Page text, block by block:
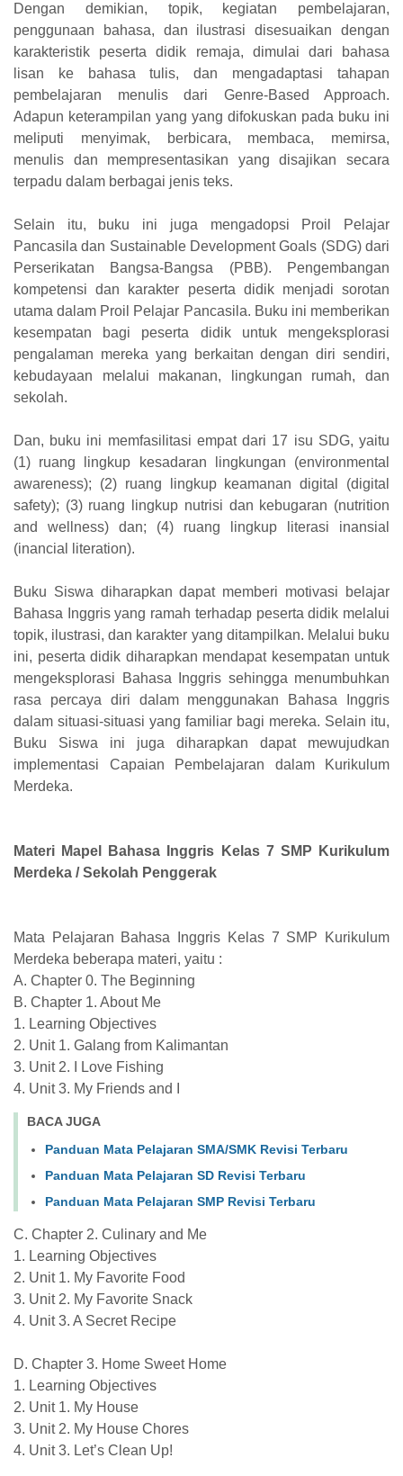
Dengan demikian, topik, kegiatan pembelajaran,
penggunaan bahasa, dan ilustrasi disesuaikan dengan
karakteristik peserta didik remaja, dimulai dari bahasa
lisan ke bahasa tulis, dan mengadaptasi tahapan
pembelajaran menulis dari Genre-Based Approach.
Adapun keterampilan yang yang difokuskan pada buku ini
meliputi menyimak, berbicara, membaca, memirsa,
menulis dan mempresentasikan yang disajikan secara
terpadu dalam berbagai jenis teks.
Selain itu, buku ini juga mengadopsi Proil Pelajar
Pancasila dan Sustainable Development Goals (SDG) dari
Perserikatan Bangsa-Bangsa (PBB). Pengembangan
kompetensi dan karakter peserta didik menjadi sorotan
utama dalam Proil Pelajar Pancasila. Buku ini memberikan
kesempatan bagi peserta didik untuk mengeksplorasi
pengalaman mereka yang berkaitan dengan diri sendiri,
kebudayaan melalui makanan, lingkungan rumah, dan
sekolah.
Dan, buku ini memfasilitasi empat dari 17 isu SDG, yaitu
(1) ruang lingkup kesadaran lingkungan (environmental
awareness); (2) ruang lingkup keamanan digital (digital
safety); (3) ruang lingkup nutrisi dan kebugaran (nutrition
and wellness) dan; (4) ruang lingkup literasi inansial
(inancial literation).
Buku Siswa diharapkan dapat memberi motivasi belajar
Bahasa Inggris yang ramah terhadap peserta didik melalui
topik, ilustrasi, dan karakter yang ditampilkan. Melalui buku
ini, peserta didik diharapkan mendapat kesempatan untuk
mengeksplorasi Bahasa Inggris sehingga menumbuhkan
rasa percaya diri dalam menggunakan Bahasa Inggris
dalam situasi-situasi yang familiar bagi mereka. Selain itu,
Buku Siswa ini juga diharapkan dapat mewujudkan
implementasi Capaian Pembelajaran dalam Kurikulum
Merdeka.
Materi Mapel Bahasa Inggris Kelas 7 SMP Kurikulum
Merdeka / Sekolah Penggerak
Mata Pelajaran Bahasa Inggris Kelas 7 SMP Kurikulum
Merdeka beberapa materi, yaitu :
A. Chapter 0. The Beginning
B. Chapter 1. About Me
1. Learning Objectives
2. Unit 1. Galang from Kalimantan
3. Unit 2. I Love Fishing
4. Unit 3. My Friends and I
BACA JUGA
Panduan Mata Pelajaran SMA/SMK Revisi Terbaru
Panduan Mata Pelajaran SD Revisi Terbaru
Panduan Mata Pelajaran SMP Revisi Terbaru
C. Chapter 2. Culinary and Me
1. Learning Objectives
2. Unit 1. My Favorite Food
3. Unit 2. My Favorite Snack
4. Unit 3. A Secret Recipe
D. Chapter 3. Home Sweet Home
1. Learning Objectives
2. Unit 1. My House
3. Unit 2. My House Chores
4. Unit 3. Let’s Clean Up!